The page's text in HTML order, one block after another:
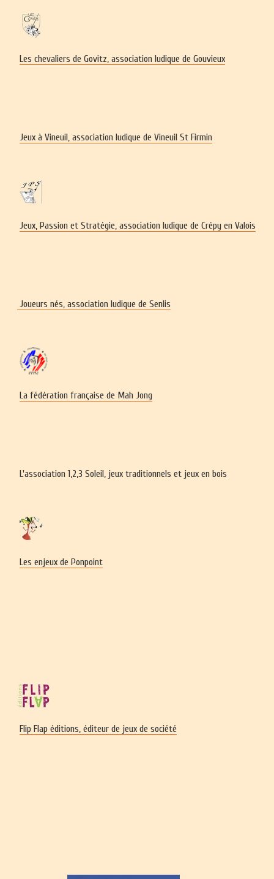
Les chevaliers de Govitz, association ludique de Gouvieux
Jeux à Vineuil, association ludique de Vineuil St Firmin
Jeux, Passion et Stratégie, association ludique de Crépy en Valois
Joueurs nés, association ludique de Senlis
La fédération française de Mah Jong
L'association 1,2,3 Soleil, jeux traditionnels et jeux en bois
Les enjeux de Ponpoint
Flip Flap éditions, éditeur de jeux de société